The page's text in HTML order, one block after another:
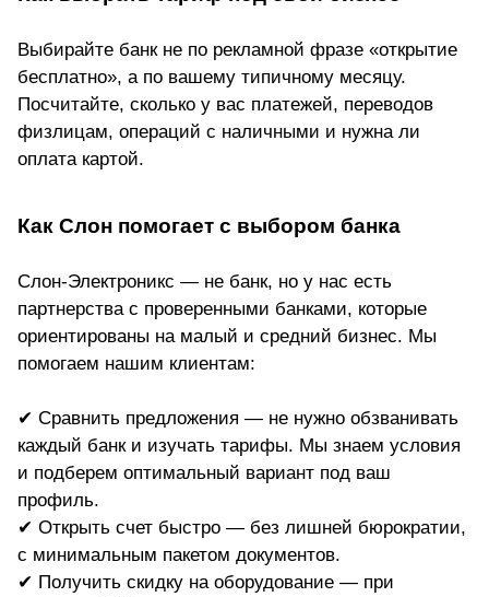
Выбирайте банк не по рекламной фразе «открытие
бесплатно», а по вашему типичному месяцу.
Посчитайте, сколько у вас платежей, переводов
физлицам, операций с наличными и нужна ли
оплата картой.
Как Слон помогает с выбором банка
Слон-Электроникс — не банк, но у нас есть
партнерства с проверенными банками, которые
ориентированы на малый и средний бизнес. Мы
помогаем нашим клиентам:
✔ Сравнить предложения — не нужно обзванивать
каждый банк и изучать тарифы. Мы знаем условия
и подберем оптимальный вариант под ваш
профиль.
✔ Открыть счет быстро — без лишней бюрократии,
с минимальным пакетом документов.
✔ Получить скидку на оборудование — при